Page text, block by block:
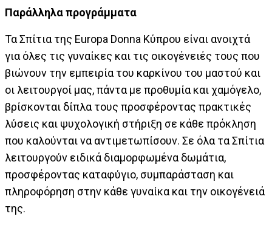
Παράλληλα προγράμματα
Τα Σπίτια της Europa Donna Κύπρου είναι ανοιχτά
για όλες τις γυναίκες και τις οικογένειές τους που
βιώνουν την εμπειρία του καρκίνου του μαστού και
οι λειτουργοί μας, πάντα με προθυμία και χαμόγελο,
βρίσκονται δίπλα τους προσφέροντας πρακτικές
λύσεις και ψυχολογική στήριξη σε κάθε πρόκληση
που καλούνται να αντιμετωπίσουν. Σε όλα τα Σπίτια
λειτουργούν ειδικά διαμορφωμένα δωμάτια,
προσφέροντας καταφύγιο, συμπαράσταση και
πληροφόρηση στην κάθε γυναίκα και την οικογένειά
της.